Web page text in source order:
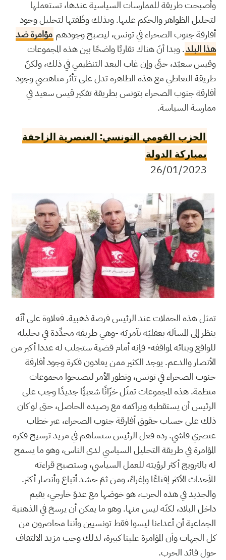
وأصبحت طريقة للممارسات السياسية عندها، تستعملها
لتحليل الظواهر والحكم عليها. وبذلك وظّفتها لتحليل وجود
أفارقة جنوب الصحراء في تونس، ليصبح وجودهم مؤامرة ضد
هذا البلد. وبدا أنّ هناك تقاربًا واضحًا بين هذه المجموعات
وقيس سعيّد، حتّى وإن غاب البعد التنظيمي في ذلك، ولكنّ
طريقة التعاطي مع هذه الظاهرة تدل على تأثر مناهضي وجود
أفارقة جنوب الصحراء بتونس بطريقة تفكير قيس سعيد في
ممارسة السياسة.
الحزب القومي التونسي: العنصرية الزاحفة
بمباركة الدولة
26/01/2023
تمثل هذه الحملات عند الرئيس فرصة ذهبية. فعلاوة على أنّه
ينظر إلى المسألة بعقليّة تآمريّة -وهي طريقة محدِّدة في تحليله
للواقع وبنائه لمواقفه- فإنه أمام قضية ستجلب له عددا أكبر من
الأنصار والدعم. يوجد الكثير ممن يعادون فكرة وجود أفارقة
جنوب الصحراء في تونس، وتطور الأمر ليصبحوا مجموعات
منظمة. هذه المجموعات تمثّل خزّانًا شعبيًّا جديدًا وجب على
الرئيس أن يستقطبه ويراكمه مع رصيده الحاصل، حتى لو كان
ذلك على حساب حقوق أفارقة جنوب الصحراء، عبر خطاب
عنصري فاشي. ردة فعل الرئيس ستساهم في مزيد ترسيخ فكرة
المؤامرة في طريقة التحليل السياسي لدى الناس، وهو ما يسمح
له بالترويج أكثر لرؤيته للعمل السياسي، وستصبح قراءته
للأحداث الأكثر إقناعًا وإغراءً، ومن ثمّ حشد أتباع وأنصار أكثر.
والجديد في هذه الحرب، هو خوضها مع عدوّ خارجي، يقيم
داخل البلاد، لكنّه ليس منها. وهو ما يمكن أن يرسخ في الذهنية
الجماعية أن أعداءنا ليسوا فقط تونسيين وأننا محاصرون من
كل الجهات وأن المؤامرة علينا كبيرة، لذلك وجب مزيد الالتفاف
حول قائد الحرب.